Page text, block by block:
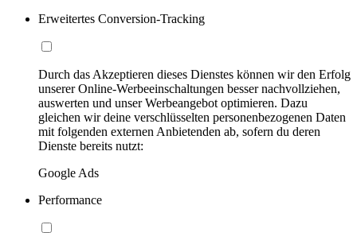
Erweitertes Conversion-Tracking
Durch das Akzeptieren dieses Dienstes können wir den Erfolg
unserer Online-Werbeeinschaltungen besser nachvollziehen,
auswerten und unser Werbeangebot optimieren. Dazu
gleichen wir deine verschlüsselten personenbezogenen Daten
mit folgenden externen Anbietenden ab, sofern du deren
Dienste bereits nutzt:
Google Ads
Performance